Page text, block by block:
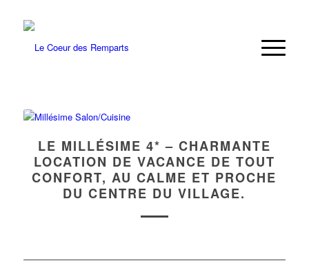
LE MILLÉSIME 4* – CHARMANTE
LOCATION DE VACANCE DE TOUT
CONFORT, AU CALME ET PROCHE
DU CENTRE DU VILLAGE.